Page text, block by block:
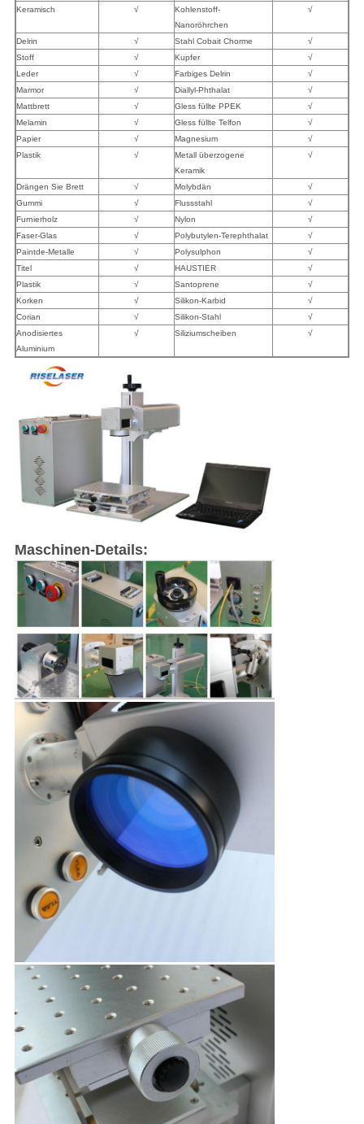
Keramisch √
Kohlenstoff-
Nanoröhrchen
√
Delrin √ Stahl Cobait Chorme
√
Stoff
√ Kupfer
√
Leder
√ Farbiges Delrin
√
Marmor
√ Diallyl-Phthalat
√
Mattbrett
√ Gless füllte PPEK
√
Melamin
√ Gless füllte Telfon
√
Papier
√ Magnesium
√
Plastik
√
Metall überzogene
Keramik
√
Drängen Sie Brett √ Molybdän
√
Gummi
√ Flussstahl
√
Furnierholz
√ Nylon
√
Faser-Glas
√ Polybutylen-Terephthalat
√
Paintde-Metalle
√ Polysulphon
√
Titel
√ HAUSTIER
√
Plastik
√ Santoprene
√
Korken
√ Silikon-Karbid
√
Corian
√ Silikon-Stahl
√
Anodisiertes
Aluminium
√ Siliziumscheiben √
Maschinen-Details: